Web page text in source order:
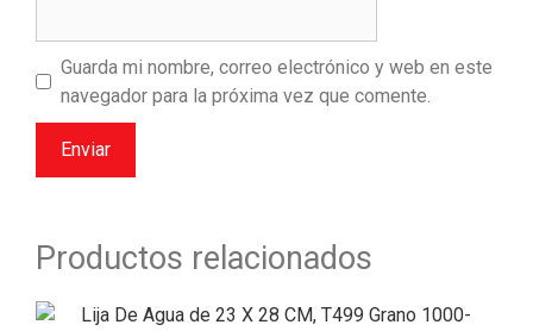
Guarda mi nombre, correo electrónico y web en este
navegador para la próxima vez que comente.
Productos relacionados